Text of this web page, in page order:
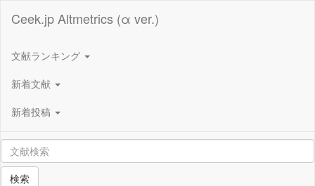
Ceek.jp Altmetrics (α ver.)
文献ランキング
新着文献
新着投稿
検索